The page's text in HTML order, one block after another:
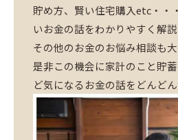
貯め方、賢い住宅購入etc・・
いお金の話をわかりやすく解
その他のお金のお悩み相談も大
是非この機会に家計のこと貯
ど気になるお金の話をどんどん